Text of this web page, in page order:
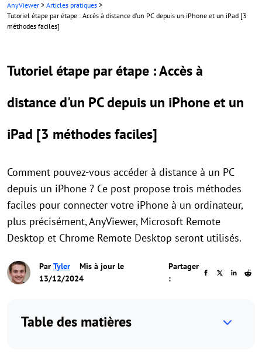
AnyViewer > Articles pratiques >
Tutoriel étape par étape : Accès à distance d'un PC depuis un iPhone et un iPad [3
méthodes faciles]
Tutoriel étape par étape : Accès à
distance d'un PC depuis un iPhone et un
iPad [3 méthodes faciles]
Comment pouvez-vous accéder à distance à un PC
depuis un iPhone ? Ce post propose trois méthodes
faciles pour connecter votre iPhone à un ordinateur,
plus précisément, AnyViewer, Microsoft Remote
Desktop et Chrome Remote Desktop seront utilisés.
Par Tyler
Mis à jour le
13/12/2024
Partager
:
Table des matières